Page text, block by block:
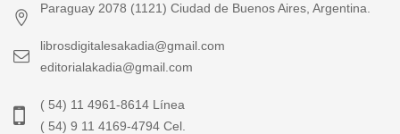
Paraguay 2078 (1121) Ciudad de Buenos Aires, Argentina.
librosdigitalesakadia@gmail.com
editorialakadia@gmail.com
( 54) 11 4961-8614 Línea
( 54) 9 11 4169-4794 Cel.